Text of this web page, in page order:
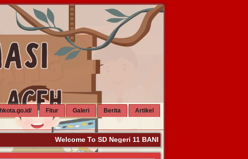
Fitur Galeri Berita
Artikel
Welcome To SD Negeri 11 BANDA ACEH. Kalau Sudah